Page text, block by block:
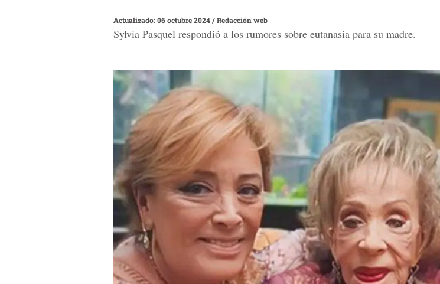
Actualizado: 06 octubre 2024/Redacción web
Sylvia Pasquel respondió a los rumores sobre eutanasia para su madre.